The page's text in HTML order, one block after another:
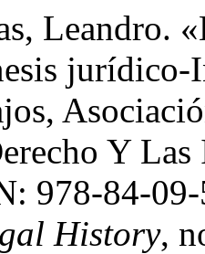
Leandro.
Y
978-84-
History,